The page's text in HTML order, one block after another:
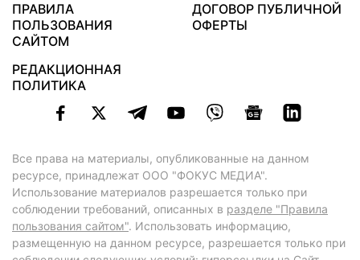
ПРАВИЛА
ПОЛЬЗОВАНИЯ
САЙТОМ
ДОГОВОР ПУБЛИЧНОЙ
ОФЕРТЫ
РЕДАКЦИОННАЯ
ПОЛИТИКА
Все права на материалы, опубликованные на данном
ресурсе, принадлежат ООО "ФОКУС МЕДИА".
Использование материалов разрешается только при
соблюдении требований, описанных в разделе "Правила
пользования сайтом". Использовать информацию,
размещенную на данном ресурсе, разрешается только при